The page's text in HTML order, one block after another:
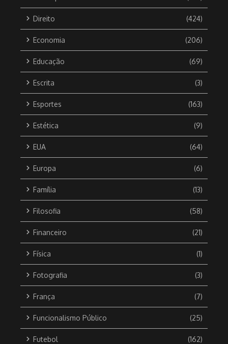
Direito (424)
Economia (206)
Educação (69)
Escrita (3)
Esportes (163)
Estética (9)
EUA (64)
Europa (6)
Família (13)
Filosofia (58)
Financeiro (21)
Física (1)
Fotografia (3)
França (7)
Funcionalismo Público (25)
Futebol (162)